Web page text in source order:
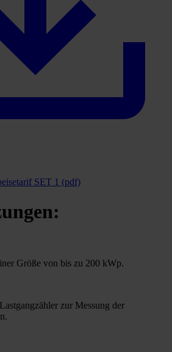
SET 1 (pdf)
Größe von bis zu 200 kWp.
zur Messung der